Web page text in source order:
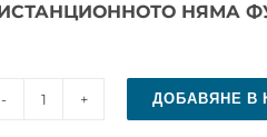
НЯМА
количество
ДОБАВЯНЕ В